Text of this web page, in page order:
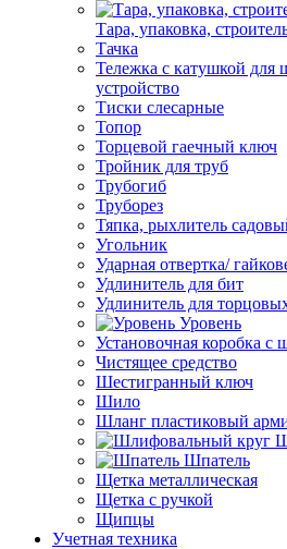
Тара, упаковка,
Тачка
Тележка с катушкой для
устройство
Тиски слесарные
Топор
Торцевой гаечный ключ
Тройник для труб
Трубогиб
Труборез
Тяпка, рыхлитель
Угольник
Ударная отвертка/
Удлинитель для бит
Удлинитель для
Уровень
Установочная коробка с
Чистящее средство
Шестигранный ключ
Шило
Шланг пластиковый
Шпатель
Щетка металлическая
Щетка с ручкой
Щипцы
Учетная техника